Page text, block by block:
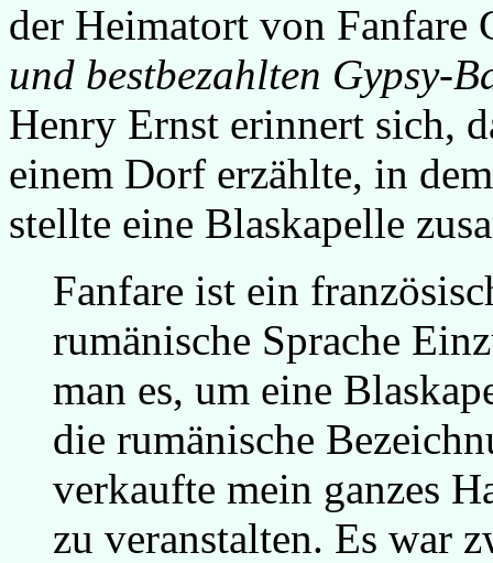
der Heimatort von Fanfare
und bestbezahlten Gypsy-
Henry Ernst erinnert sich,
einem Dorf erzählte, in
stellte eine Blaskapelle
Fanfare ist ein
rumänische Sprache
man es, um eine
die rumänische
verkaufte mein ganzes
zu veranstalten. Es war